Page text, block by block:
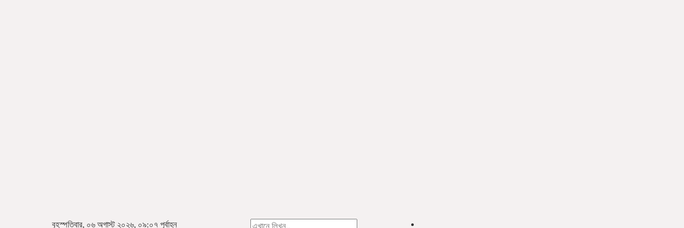
বৃহস্পতিবার, ০৬ অগাস্ট ২০২৬, ০৯:০৭ পূর্বাহ্ন